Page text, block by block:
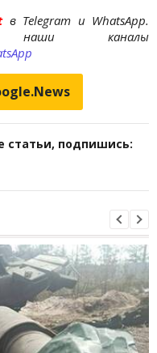
в Telegram и WhatsApp.
наши каналы
статьи, подпишись: